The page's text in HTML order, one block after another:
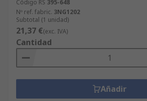
Código RS 395-648
Nº ref. fabric. 3NG1202
Subtotal (1 unidad)
21,37 €(exc. IVA)
Cantidad
Añadir